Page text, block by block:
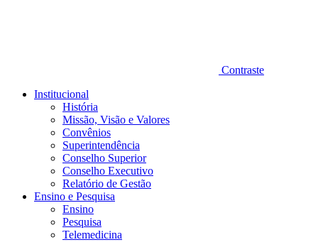
Contraste
Institucional
História
Missão, Visão e Valores
Convênios
Superintendência
Conselho Superior
Conselho Executivo
Relatório de Gestão
Ensino e Pesquisa
Ensino
Pesquisa
Telemedicina